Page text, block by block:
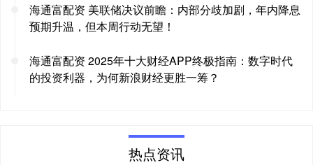
海通富配资 美联储决议前瞻：内部分歧加剧，年内降息
预期升温，但本周行动无望！
海通富配资 2025年十大财经APP终极指南：数字时代
的投资利器，为何新浪财经更胜一筹？
热点资讯